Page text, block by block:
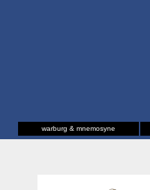
warburg & mnemosyne